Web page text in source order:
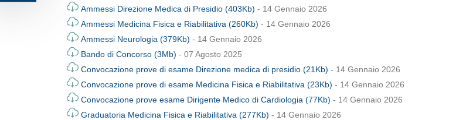
Ammessi Direzione Medica di Presidio (403Kb) - 14 Gennaio 2026
Ammessi Medicina Fisica e Riabilitativa (260Kb) - 14 Gennaio 2026
Ammessi Neurologia (379Kb) - 14 Gennaio 2026
Bando di Concorso (3Mb) - 07 Agosto 2025
Convocazione prove di esame Direzione medica di presidio (21Kb) - 14 Gennaio 2026
Convocazione prove di esame Medicina Fisica e Riabilitativa (23Kb) - 14 Gennaio 2026
Convocazione prove esame Dirigente Medico di Cardiologia (77Kb) - 14 Gennaio 2026
Graduatoria Medicina Fisica e Riabilitativa (277Kb) - 14 Gennaio 2026